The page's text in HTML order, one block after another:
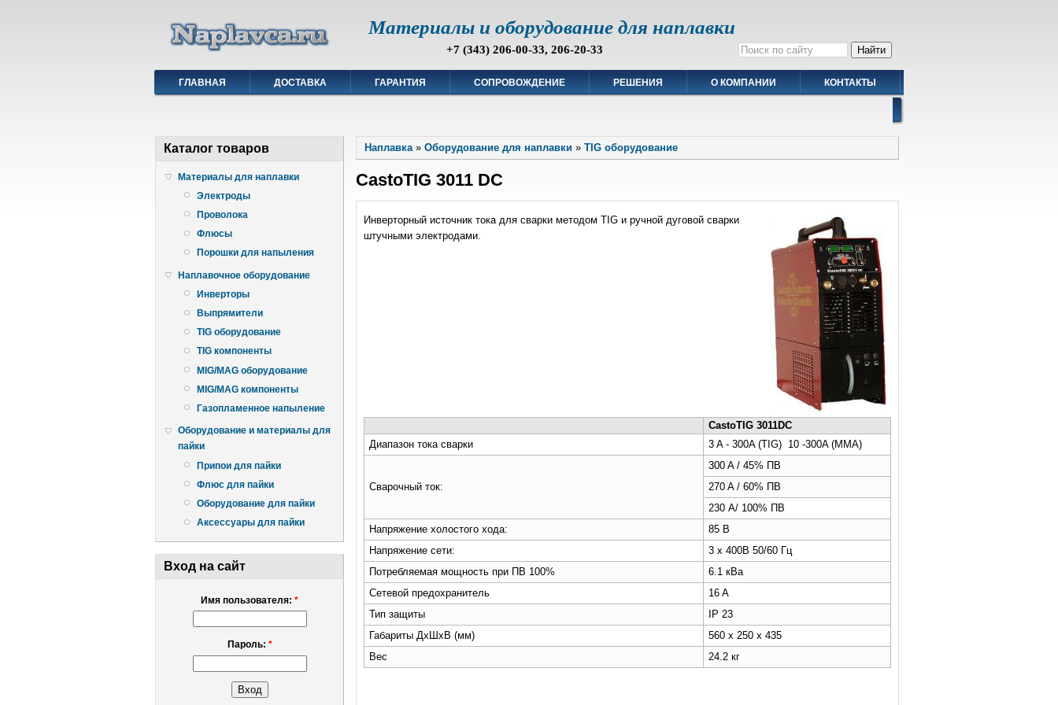
Материалы и оборудование для наплавки
+7 (343) 206-00-33, 206-20-33
ГЛАВНАЯ ДОСТАВКА ГАРАНТИЯ СОПРОВОЖДЕНИЕ РЕШЕНИЯ О КОМПАНИИ КОНТАКТЫ
Каталог товаров
Материалы для наплавки
Электроды
Проволока
Флюсы
Порошки для напыления
Наплавочное оборудование
Инверторы
Выпрямители
TIG оборудование
TIG компоненты
MIG/MAG оборудование
MIG/MAG компоненты
Газопламенное напыление
Оборудование и материалы для
пайки
Припои для пайки
Флюс для пайки
Оборудование для пайки
Аксессуары для пайки
Вход на сайт
Имя пользователя: *
Пароль: *
Наплавка» Оборудование для наплавки » TIG оборудование
CastoTIG 3011 DC
Инверторный источник тока для сварки методом TIG и ручной дуговой сварки
штучными электродами.
CastoTIG 3011DC
Диапазон тока сварки
3 A - 300A (TIG) 10 -300A (MMA)
Сварочный ток:
300 A / 45% ПВ
270 A / 60% ПВ
230 А/ 100% ПВ
Напряжение холостого хода:
85 В
Напряжение сети:
3 x 400В 50/60 Гц
Потребляемая мощность при ПВ 100%
6.1 кВа
Сетевой предохранитель
16 A
Тип защиты
IP 23
Габариты ДxШxВ (мм)
560 x 250 x 435
Вес
24.2 кг